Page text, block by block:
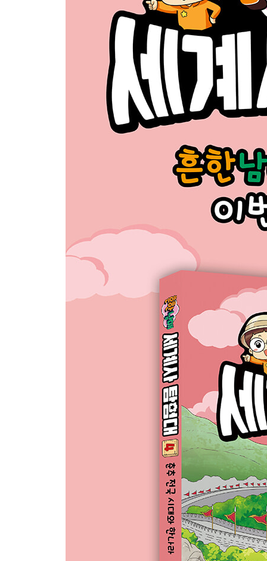
2. 푸른 하늘은 가고, 누런 하늘이 열리니 - 184
▶ 클레오 관장의 세계사 돋보기: 동양 사학의 표
세계사 놀이터 다른 부분을 찾아라! 206
정답과 해설 208
한눈에 보는 세계사·한국사 연표 209
세계사 키워드 다시 보기 210
찾아보기 212